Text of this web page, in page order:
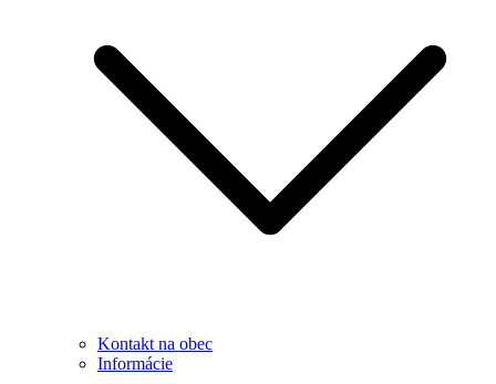
Kontakt na obec
Informácie